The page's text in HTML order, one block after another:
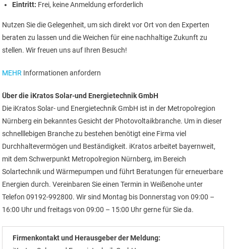
Eintritt: Frei, keine Anmeldung erforderlich
Nutzen Sie die Gelegenheit, um sich direkt vor Ort von den Experten
beraten zu lassen und die Weichen für eine nachhaltige Zukunft zu
stellen. Wir freuen uns auf Ihren Besuch!
MEHR Informationen anfordern
Über die iKratos Solar-und Energietechnik GmbH
Die iKratos Solar- und Energietechnik GmbH ist in der Metropolregion
Nürnberg ein bekanntes Gesicht der Photovoltaikbranche. Um in dieser
schnelllebigen Branche zu bestehen benötigt eine Firma viel
Durchhaltevermögen und Beständigkeit. iKratos arbeitet bayernweit,
mit dem Schwerpunkt Metropolregion Nürnberg, im Bereich
Solartechnik und Wärmepumpen und führt Beratungen für erneuerbare
Energien durch. Vereinbaren Sie einen Termin in Weißenohe unter
Telefon 09192-992800. Wir sind Montag bis Donnerstag von 09:00 –
16:00 Uhr und freitags von 09:00 – 15:00 Uhr gerne für Sie da.
Firmenkontakt und Herausgeber der Meldung: